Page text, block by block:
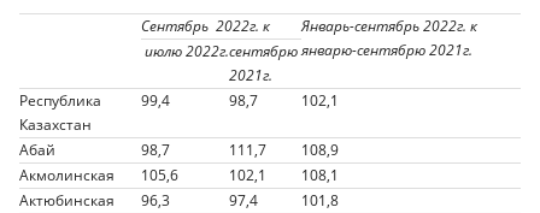
Сентябрь 2022г. к Январь-сентябрь2022г. к
январю-сентябрю2021г.
июлю2022г.сентябрю
2021г.
Республика
Казахстан
99,4 98,7 102,1
Абай 98,7 111,7
108,9
Акмолинская
105,6 102,1
108,1
Актюбинская
96,3 97,4
101,8